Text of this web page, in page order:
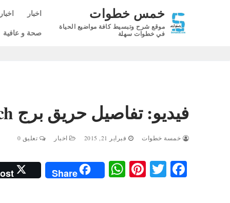
خمس خطوات
موقع شرح وتبسيط كافة مواضيع الحياة
في خطوات سهلة
اخبار
صحة و عافية
فيديو: تفاصيل حريق برج Torch السكني في مارينا دبي
خمسة خطوات فبراير 21, 2015 اخبار تعليق 0
Fa
T
Pi
W
ha
Share